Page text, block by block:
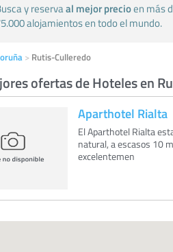
y reservaal mejor precioen más
alojamientos en todo el mundo.
Rutis-Culleredo
ofertas de Hoteles en
Aparthotel Rialta
El Aparthotel Rialta
natural, a escasos 10
excelentemen